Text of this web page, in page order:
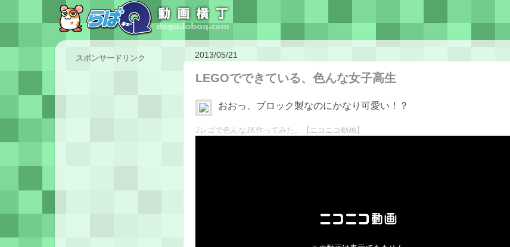
2013/05/21
LEGOでできている、色んな女子高生
おおっ、ブロック製なのにかなり可愛い！？
Jレゴで色んなJK作ってみた。 【ニコニコ動画】
スポンサードリンク